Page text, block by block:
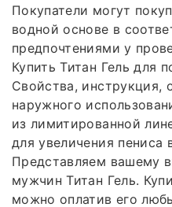
Покупатели могут
водной основе в
предпочтениями у
Купить Титан Гель для
Свойства, инструкция,
наружного
из лимитированной
для увеличения пениса
Представляем вашему
мужчин Титан Гель.
можно оплатив его